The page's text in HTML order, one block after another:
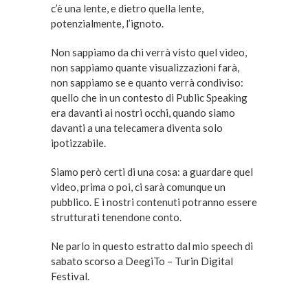
c’è una lente, e dietro quella lente,
potenzialmente, l’ignoto.
Non sappiamo da chi verrà visto quel video,
non sappiamo quante visualizzazioni farà,
non sappiamo se e quanto verrà condiviso:
quello che in un contesto di Public Speaking
era davanti ai nostri occhi, quando siamo
davanti a una telecamera diventa solo
ipotizzabile.
Siamo però certi di una cosa: a guardare quel
video, prima o poi, ci sarà comunque un
pubblico. E i nostri contenuti potranno essere
strutturati tenendone conto.
Ne parlo in questo estratto dal mio speech di
sabato scorso a DeegiTo – Turin Digital
Festival.